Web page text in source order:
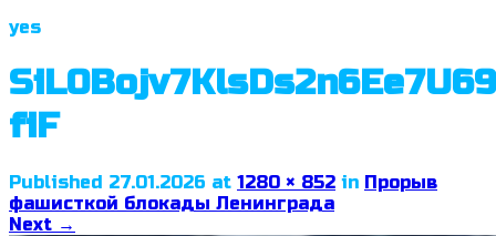
yes
fiF
Published 27.01.2026 at 1280 × 852 in Прорыв
фашисткой блокады Ленинграда
Next →